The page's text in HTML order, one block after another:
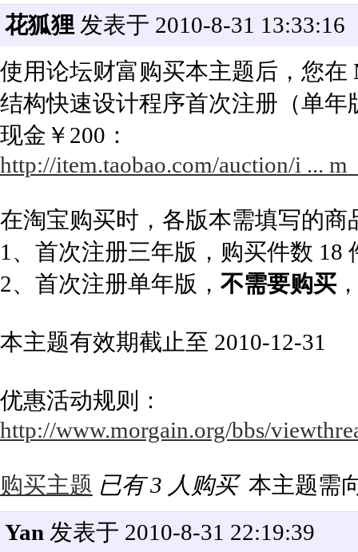
花狐狸 发表于 2010-8-31 13:33:16
使用论坛财富购买本主题后，您在
结构快速设计程序首次注册（单
现金￥200：
http://item.taobao.com/auction/i ...
在淘宝购买时，各版本需填写的商
1、首次注册三年版，购买件数 18
2、首次注册单年版， 不需要购买
本主题有效期截止至 2010-12-31
优惠活动规则：
http://www.morgain.org/bbs/
购买主题 已有 3 人购买 本主题需
Yan 发表于 2010-8-31 22:19:39